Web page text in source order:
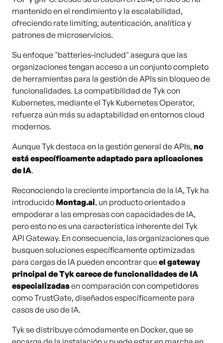
mantenido en el rendimiento y la escalabilidad,
ofreciendo rate limiting, autenticación, analítica y
patrones de microservicios.
Su enfoque "batteries-included" asegura que las
organizaciones tengan acceso a un conjunto completo
de herramientas para la gestión de APIs sin bloqueo de
funcionalidades. La compatibilidad de Tyk con
Kubernetes, mediante el Tyk Kubernetes Operator,
refuerza aún más su adaptabilidad en entornos cloud
modernos.
Aunque Tyk destaca en la gestión general de APIs, no
está específicamente adaptado para aplicaciones
de IA.
Reconociendo la creciente importancia de la IA, Tyk ha
introducido Montag.ai, un producto orientado a
empoderar a las empresas con capacidades de IA,
pero esto no es una característica inherente del Tyk
API Gateway. En consecuencia, las organizaciones que
busquen soluciones específicamente optimizadas
para cargas de IA pueden encontrar queel gateway
principal de Tyk carece de funcionalidades de IA
especializadasen comparación con competidores
como TrustGate, diseñados específicamente para
casos de uso de IA.
Tyk se distribuye cómodamente en Docker, que se